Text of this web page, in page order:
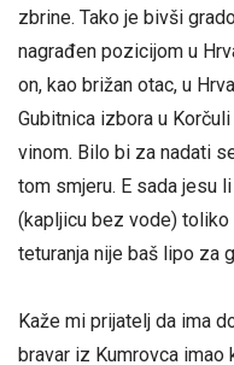
zbrine. Tako je bivši
nagrađen pozicijom u
on, kao brižan otac, u
Gubitnica izbora u
vinom. Bilo bi za nadati
tom smjeru. E sada jesu
(kapljicu bez vode)
teturanja nije baš lipo za
Kaže mi prijatelj da ima
bravar iz Kumrovca imao